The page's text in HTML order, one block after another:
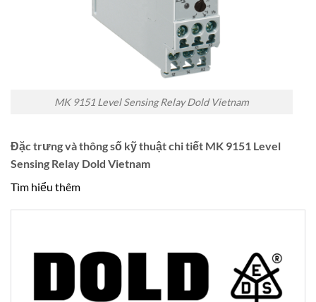
MK 9151 Level Sensing Relay Dold Vietnam
Đặc trưng và thông số kỹ thuật chi tiết MK 9151 Level
Sensing Relay Dold Vietnam
Tìm hiểu thêm